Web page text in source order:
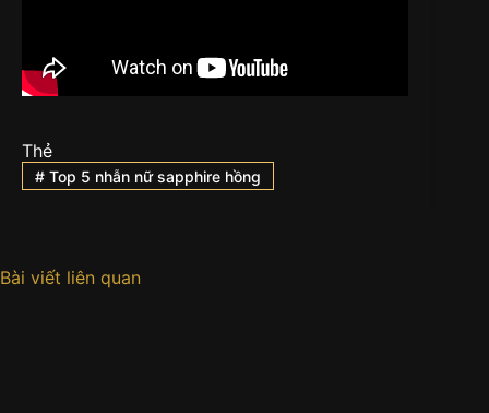
Thẻ
#Top 5 nhẫn nữ sapphire hồng
Bài viết liên quan